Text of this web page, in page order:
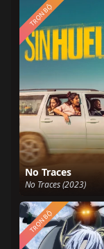
No Traces
No Traces (2023)
TRỌN BỘ
TRỌN BỘ